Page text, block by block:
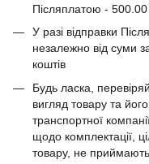
Післяплатою - 500.00
У разі відправки
незалежно від суми
коштів
Будь ласка,
вигляд товару та
транспортної
щодо комплектації,
товару, не